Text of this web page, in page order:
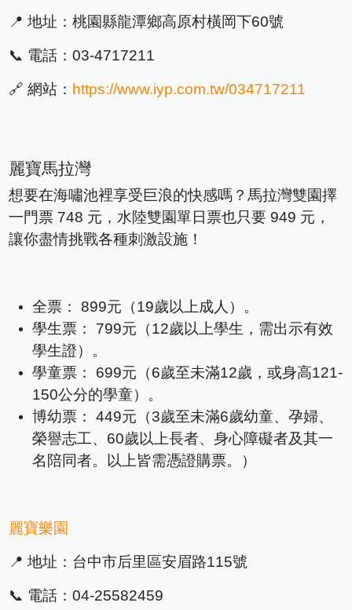
📍 地址：桃園縣龍潭鄉高原村橫岡下60號
📞 電話：03-4717211
🔗 網站： https://www.iyp.com.tw/034717211
麗寶馬拉灣
想要在海嘯池裡享受巨浪的快感嗎？馬拉灣雙園擇
一門票 748 元，水陸雙園單日票也只要 949 元，
讓你盡情挑戰各種刺激設施！
全票： 899元（19歲以上成人）。
學生票： 799元（12歲以上學生，需出示有效
學生證）。
學童票： 699元（6歲至未滿12歲，或身高121-
150公分的學童）。
博幼票： 449元（3歲至未滿6歲幼童、孕婦、
榮譽志工、60歲以上長者、身心障礙者及其一
名陪同者。以上皆需憑證購票。）
麗寶樂園
📍 地址：台中市后里區安眉路115號
📞 電話：04-25582459